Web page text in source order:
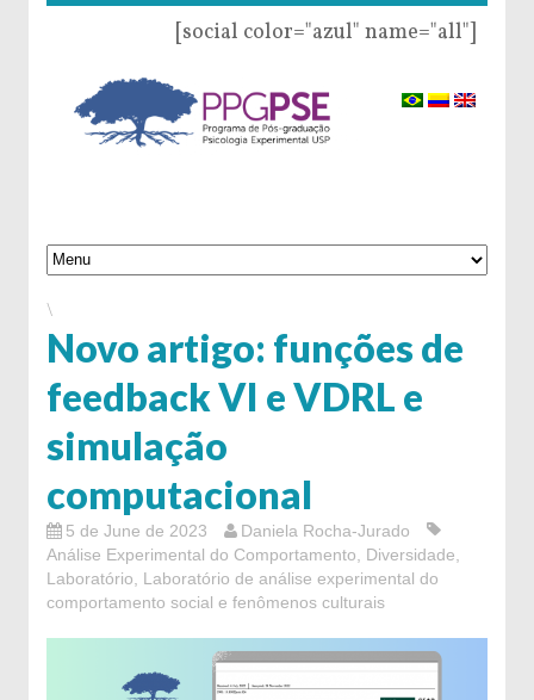
[social color="azul" name="all"]
\
Novo artigo: funções de
feedback VI e VDRL e
simulação
computacional
5 de June de 2023
Daniela Rocha-Jurado
Análise Experimental do Comportamento
Diversidade
Laboratório
Laboratório de análise experimental do
comportamento social e fenômenos culturais